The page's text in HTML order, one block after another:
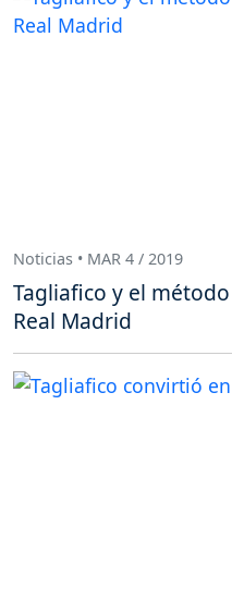
Noticias • MAR 4 / 2019
Tagliafico y el
Real Madrid